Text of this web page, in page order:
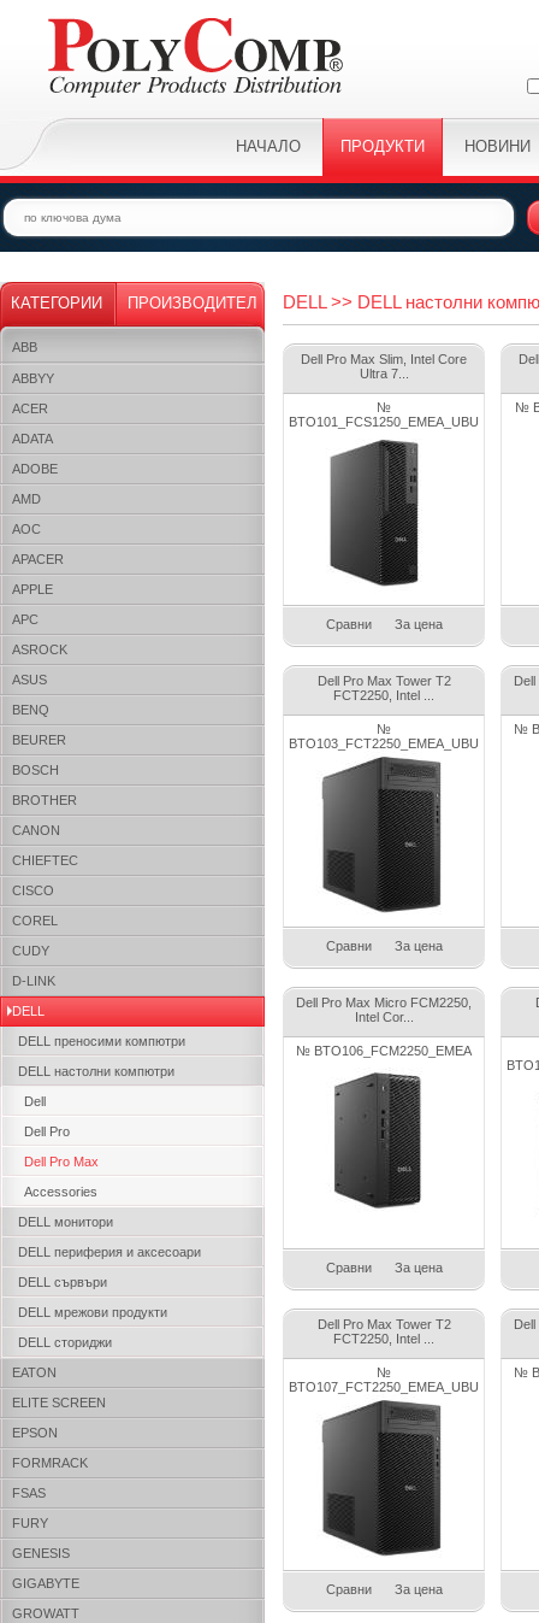
НАЧАЛО ПРОДУКТИ НОВИНИ
КАТЕГОРИИ ПРОИЗВОДИТЕЛ
ABB
ABBYY
ACER
ADATA
ADOBE
AMD
AOC
APACER
APPLE
APC
ASROCK
ASUS
BENQ
BEURER
BOSCH
BROTHER
CANON
CHIEFTEC
CISCO
COREL
CUDY
D-LINK
DELL
DELL преносими компютри
DELL настолни компютри
Dell
Dell Pro
Dell Pro Max
Accessories
DELL монитори
DELL периферия и аксесоари
DELL сървъри
DELL мрежови продукти
DELL сториджи
EATON
ELITE SCREEN
EPSON
FORMRACK
FSAS
FURY
GENESIS
GIGABYTE
GROWATT
DELL >> DELL настолни
Dell Pro Max Slim, Intel Core
Ultra 7...
№
BTO101_FCS1250_EMEA_UBU
Сравни За цена
№
Dell Pro Max Tower T2
FCT2250, Intel ...
№
BTO103_FCT2250_EMEA_UBU
Сравни За цена
№
Dell Pro Max Micro FCM2250,
Intel Cor...
№ BTO106_FCM2250_EMEA
Сравни За цена
Dell Pro Max Tower T2
FCT2250, Intel ...
№
BTO107_FCT2250_EMEA_UBU
Сравни За цена
№